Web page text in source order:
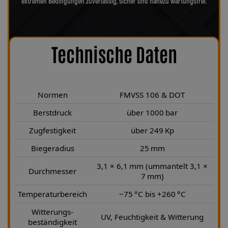
Technische Daten
Normen
FMVSS 106 & DOT
Berstdruck
über 1000 bar
Zugfestigkeit
über 249 Kp
Biegeradius
25 mm
Durchmesser
3,1 × 6,1 mm (ummantelt 3,1 ×
7 mm)
Temperaturbereich
−75 °C bis +260 °C
Witterungs-
beständigkeit
UV, Feuchtigkeit & Witterung